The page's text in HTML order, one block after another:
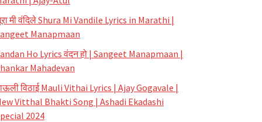
मी वंदिले Shura Mi Vandile Lyrics in Marathi |
Manapmaan
Ho Lyrics वंदन हो | Sangeet Manapmaan |
Mahadevan
विठाई Mauli Vithai Lyrics | Ajay Gogavale |
Vitthal Bhakti Song | Ashadi Ekadashi
2024